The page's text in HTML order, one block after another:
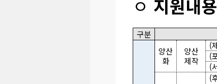
ㅇ 지원내
구분
양산
화
양산
제작
(
(
(
(